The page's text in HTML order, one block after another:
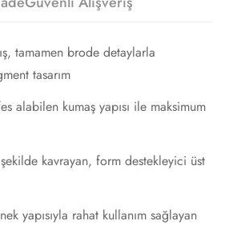
tamamen brode detaylarla
tasarım
alabilen kumaş yapısı ile maksimum
kavrayan, form destekleyici üst
yapısıyla rahat kullanım sağlayan
your age
18 years old or older?